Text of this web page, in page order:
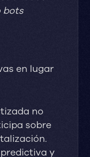
bots
en lugar
no
sobre
y